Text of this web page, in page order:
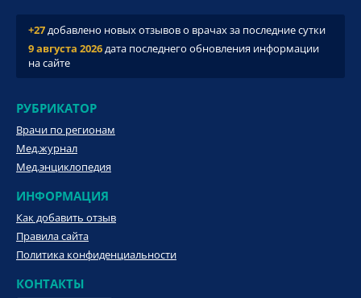
+27добавлено новых отзывов о врачах за последние сутки
9 августа 2026дата последнего обновления информации
на сайте
РУБРИКАТОР
Врачи по регионам
Мед.журнал
Мед.энциклопедия
ИНФОРМАЦИЯ
Как добавить отзыв
Правила сайта
Политика конфиденциальности
КОНТАКТЫ